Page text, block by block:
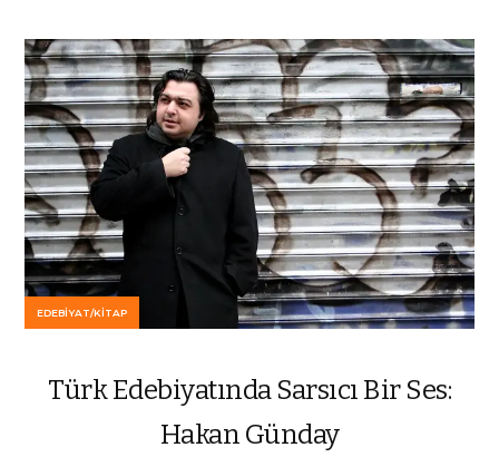
EDEBIYAT/KITAP
Türk Edebiyatında Sarsıcı Bir Ses:
Hakan Günday